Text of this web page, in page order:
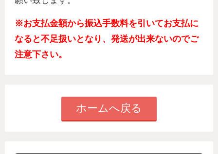
※お支払金額から振込手数料を引いてお支払に
なると不足扱いとなり、 発送が出来ないのでご
注意下さい。
ホームへ戻る